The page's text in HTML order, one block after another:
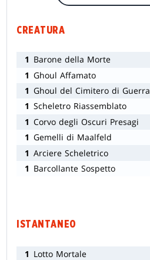
CREATURA
1 Barone della Morte
1 Ghoul Affamato
1 Ghoul del Cimitero di Guerra
1 Scheletro Riassemblato
1 Corvo degli Oscuri Presagi
1 Gemelli di Maalfeld
1 Arciere Scheletrico
1 Barcollante Sospetto
ISTANTANEO
1 Lotto Mortale